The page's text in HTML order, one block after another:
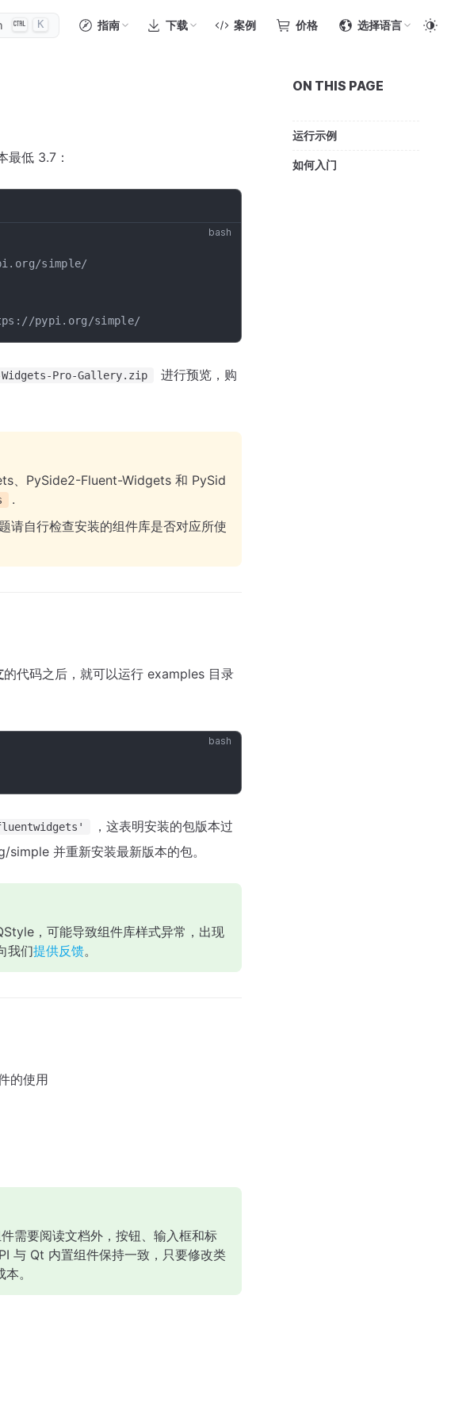
K 指南 下载 案例 价格 选择语言
最低 3.7：
simple/
Pro-Gallery.zip
进行预览，购
、PySide2-Fluent-Widgets 和 PySid
.
请自行检查安装的组件库是否对应所使
的代码之后，就可以运行 examples 目录
，这表明安装的包版本过
并重新安装最新版本的包。
，可能导致组件库样式异常，出现
我们提供反馈。
的使用
需要阅读文档外，按钮、输入框和标
与 Qt 内置组件保持一致，只要修改类
。
ON THIS PAGE
运行示例
如何入门